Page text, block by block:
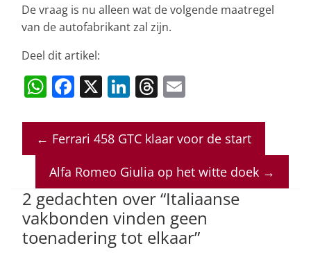
De vraag is nu alleen wat de volgende maatregel
van de autofabrikant zal zijn.
Deel dit artikel:
W
at
s
A
p
p
F
c
e
b
o
o
k
X Li
k
e
dI
n
T
re
a
d
s
ai
l
← Ferrari 458 GTC klaar voor de start
Alfa Romeo Giulia op het witte doek →
2 gedachten over “Italiaanse
vakbonden vinden geen
toenadering tot elkaar”